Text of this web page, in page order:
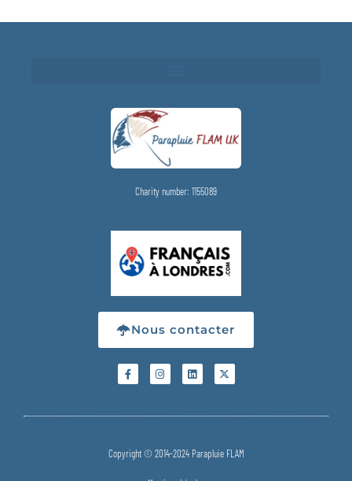
Charity number: 1155089
Nous contacter
Copyright © 2014-2024 Parapluie FLAM